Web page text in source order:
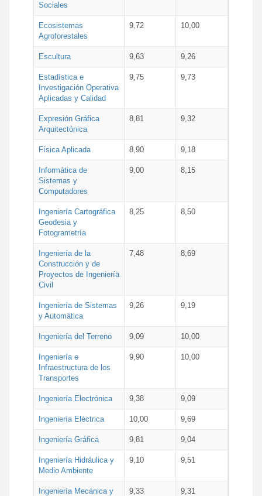
Sociales
Ecosistemas
Agroforestales
9,72 10,00
Escultura 9,63 9,26
Estadística e
Investigación Operativa
Aplicadas y Calidad
9,75 9,73
Expresión Gráfica
Arquitectónica
8,81 9,32
Física Aplicada 8,90 9,18
Informática de
Sistemas y
Computadores
9,00 8,15
Ingeniería Cartográfica
Geodesia y
Fotogrametría
8,25 8,50
Ingeniería de la
Construcción y de
Proyectos de Ingeniería
Civil
7,48 8,69
Ingeniería de Sistemas
y Automática
9,26 9,19
Ingeniería del Terreno 9,09 10,00
Ingeniería e
Infraestructura de los
Transportes
9,90 10,00
Ingeniería Electrónica 9,38 9,09
Ingeniería Eléctrica 10,00 9,69
Ingeniería Gráfica 9,81 9,04
Ingeniería Hidráulica y
Medio Ambiente
9,10 9,51
Ingeniería Mecánica y
9,33 9,31